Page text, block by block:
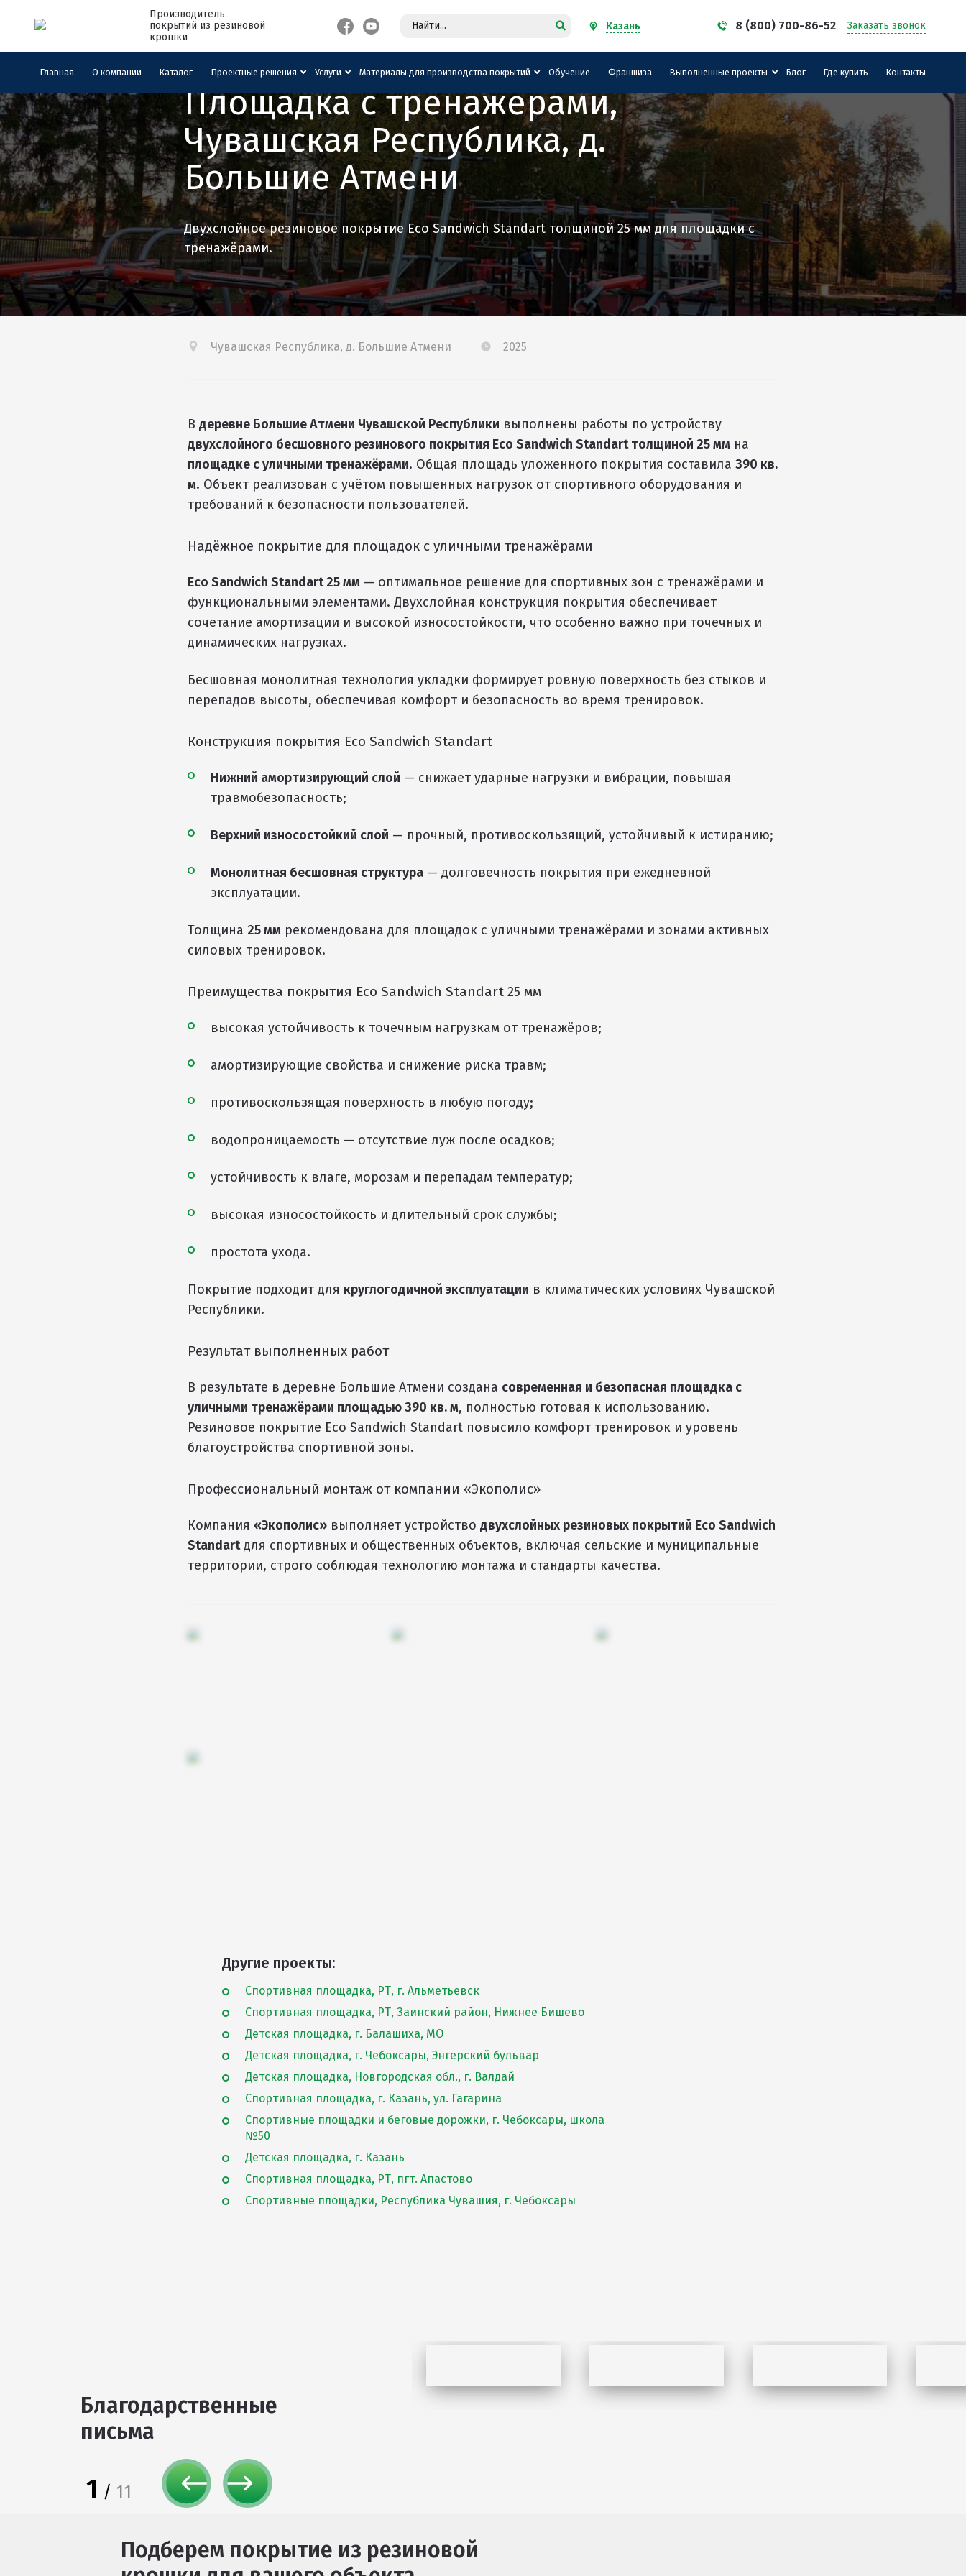
Производитель
покрытий из резиновой
крошки
Казань 8 (800) 700-86-52 Заказать звонок
Главная О компании Каталог Проектные решения Услуги Материалы для производства покрытий Обучение Франшиза Выполненные проекты Блог Где купить Контакты
Площадка с тренажёрами,
Чувашская Республика, д.
Большие Атмени
Двухслойное резиновое покрытие Eco Sandwich Standart толщиной 25 мм для площадки с
тренажёрами.
Чувашская Республика, д. Большие Атмени 2025
Вдеревне Большие Атмени Чувашской Республики выполнены работы по устройству
двухслойного бесшовного резинового покрытия Eco Sandwich Standart толщиной 25 мм на
площадке с уличными тренажёрами. Общая площадь уложенного покрытия составила390 кв.
м. Объект реализован с учётом повышенных нагрузок от спортивного оборудования и
требований к безопасности пользователей.
Надёжное покрытие для площадок с уличными тренажёрами
Eco Sandwich Standart 25 мм — оптимальное решение для спортивных зон с тренажёрами и
функциональными элементами. Двухслойная конструкция покрытия обеспечивает
сочетание амортизации и высокой износостойкости, что особенно важно при точечных и
динамических нагрузках.
Бесшовная монолитная технология укладки формирует ровную поверхность без стыков и
перепадов высоты, обеспечивая комфорт и безопасность во время тренировок.
Конструкция покрытия Eco Sandwich Standart
Нижний амортизирующий слой — снижает ударные нагрузки и вибрации, повышая
травмобезопасность;
Верхний износостойкий слой — прочный, противоскользящий, устойчивый к истиранию;
Монолитная бесшовная структура — долговечность покрытия при ежедневной
эксплуатации.
Толщина 25 мм рекомендована для площадок с уличными тренажёрами и зонами активных
силовых тренировок.
Преимущества покрытия Eco Sandwich Standart 25 мм
высокая устойчивость к точечным нагрузкам от тренажёров;
амортизирующие свойства и снижение риска травм;
противоскользящая поверхность в любую погоду;
водопроницаемость — отсутствие луж после осадков;
устойчивость к влаге, морозам и перепадам температур;
высокая износостойкость и длительный срок службы;
простота ухода.
Покрытие подходит для круглогодичной эксплуатации в климатических условиях Чувашской
Республики.
Результат выполненных работ
В результате в деревне Большие Атмени создана современная и безопасная площадка с
уличными тренажёрами площадью 390 кв. м, полностью готовая к использованию.
Резиновое покрытие Eco Sandwich Standart повысило комфорт тренировок и уровень
благоустройства спортивной зоны.
Профессиональный монтаж от компании «Экополис»
Компания «Экополис» выполняет устройстводвухслойных резиновых покрытий Eco Sandwich
Standartдля спортивных и общественных объектов, включая сельские и муниципальные
территории, строго соблюдая технологию монтажа и стандарты качества.
Другие проекты:
Спортивная площадка, РТ, г. Альметьевск
Спортивная площадка, РТ, Заинский район, Нижнее Бишево
Детская площадка, г. Балашиха, МО
Детская площадка, г. Чебоксары, Энгерский бульвар
Детская площадка, Новгородская обл., г. Валдай
Спортивная площадка, г. Казань, ул. Гагарина
Спортивные площадки и беговые дорожки, г. Чебоксары, школа
№50
Детская площадка, г. Казань
Спортивная площадка, РТ, пгт. Апастово
Спортивные площадки, Республика Чувашия, г. Чебоксары
Благодарственные
письма
1 / 11
Подберем покрытие из резиновой